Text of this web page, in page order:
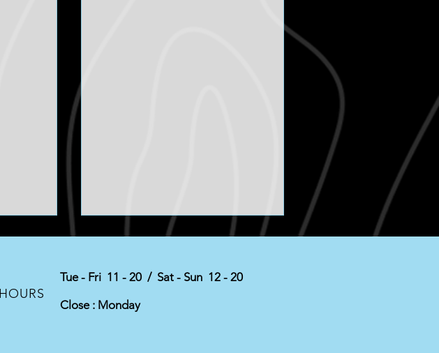
Tue - Fri 11 - 20 / Sat - Sun 12 - 20
Close : Monday